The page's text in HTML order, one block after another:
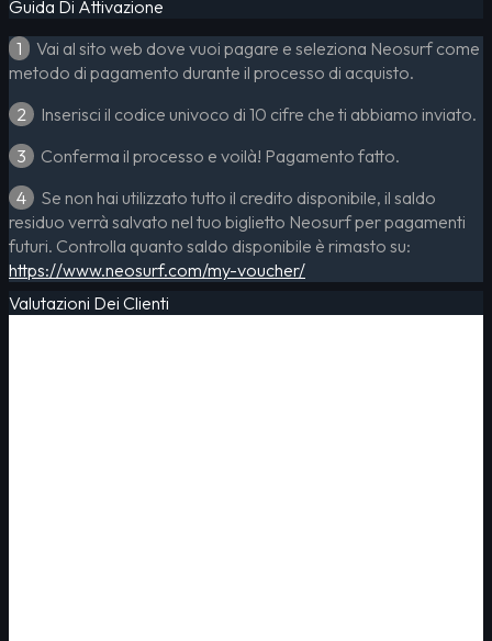
Guida Di Attivazione
1
Vai al sito web dove vuoi pagare e seleziona Neosurf come
metodo di pagamento durante il processo di acquisto.
2
Inserisci il codice univoco di 10 cifre che ti abbiamo inviato.
3
Conferma il processo e voilà! Pagamento fatto.
4
Se non hai utilizzato tutto il credito disponibile, il saldo
residuo verrà salvato nel tuo biglietto Neosurf per pagamenti
futuri. Controlla quanto saldo disponibile è rimasto su:
https://www.neosurf.com/my-voucher/
Valutazioni Dei Clienti